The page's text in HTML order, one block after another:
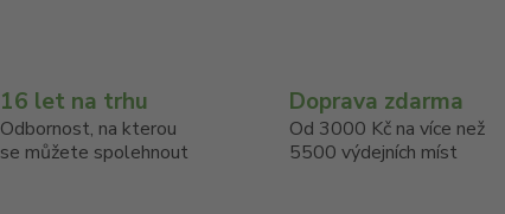
16 let na trhu
Odbornost, na kterou
se můžete spolehnout
Doprava zdarma
Od 3000 Kč na více než
5500 výdejních míst